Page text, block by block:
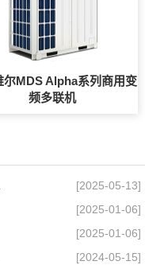
尔MDS Alpha系列商用变
频多联机
[2025-05-13]
[2025-01-06]
[2025-01-06]
[2024-05-15]